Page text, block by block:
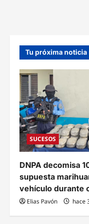
la
promesa
de
blindar
Tu próxima noticia
SUCESOS
DNPA decomisa
supuesta
vehículo durante
Elias Pavón hace